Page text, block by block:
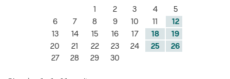
15 16 17 18
19
20
21 22 23 24 25
26
27
28 29 30
Showing 1 - 1 of 1 results.